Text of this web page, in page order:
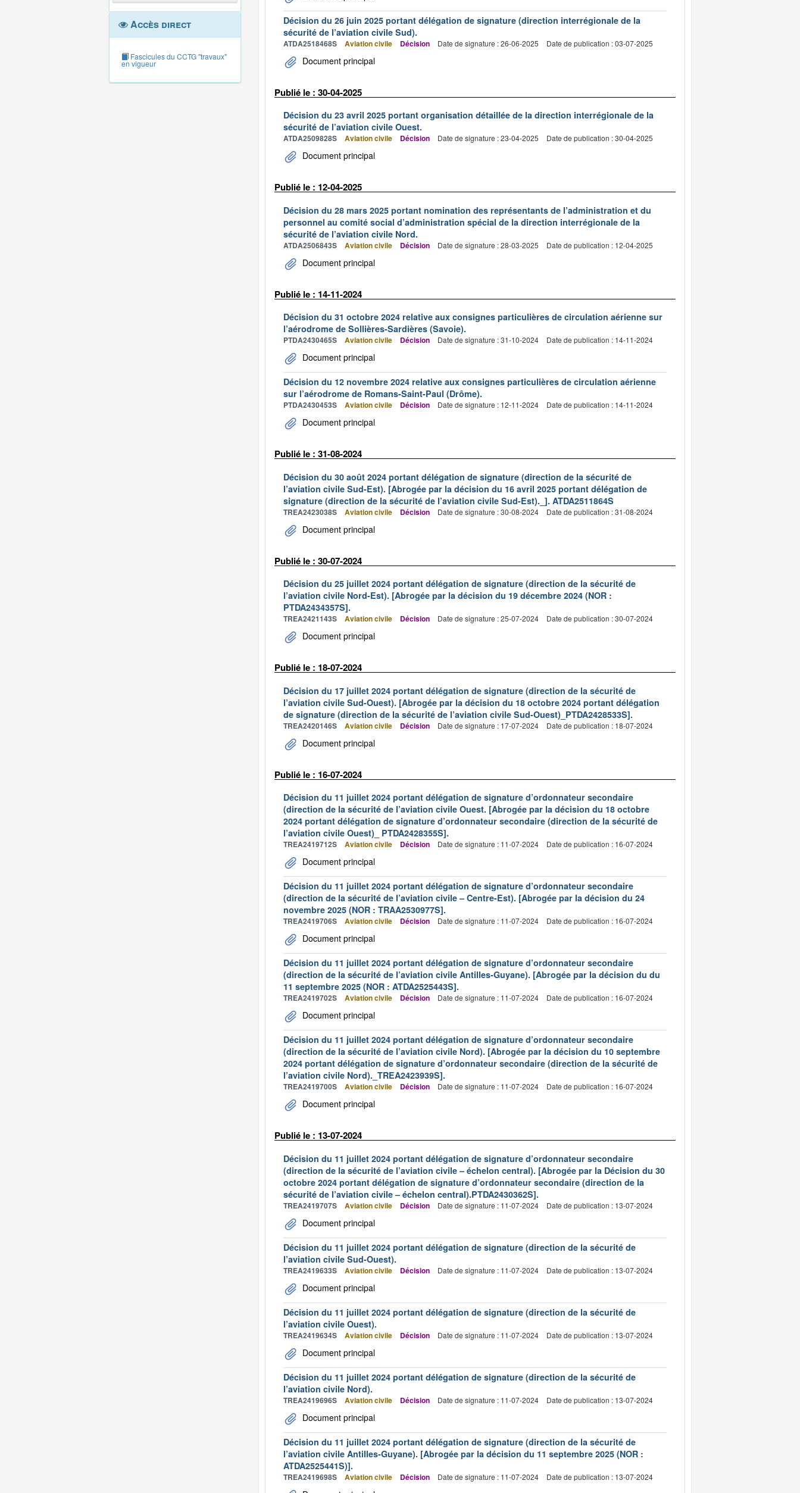
Accès direct
Fascicules du CCTG "travaux"
en vigueur
Décision du 26 juin 2025 portant délégation de signature (direction interrégionale de la
sécurité de l’aviation civile Sud).
ATDA2518468S Aviation civile Décision Date de signature : 26-06-2025 Date de publication : 03-07-2025
Document principal
Publié le : 30-04-2025
Décision du 23 avril 2025 portant organisation détaillée de la direction interrégionale de la
sécurité de l’aviation civile Ouest.
ATDA2509828S Aviation civile Décision Date de signature : 23-04-2025 Date de publication : 30-04-2025
Document principal
Publié le : 12-04-2025
Décision du 28 mars 2025 portant nomination des représentants de l’administration et du
personnel au comité social d’administration spécial de la direction interrégionale de la
sécurité de l’aviation civile Nord.
ATDA2506843S Aviation civile Décision Date de signature : 28-03-2025 Date de publication : 12-04-2025
Document principal
Publié le : 14-11-2024
Décision du 31 octobre 2024 relative aux consignes particulières de circulation aérienne sur
l’aérodrome de Sollières-Sardières (Savoie).
PTDA2430465S Aviation civile Décision Date de signature : 31-10-2024 Date de publication : 14-11-2024
Document principal
Décision du 12 novembre 2024 relative aux consignes particulières de circulation aérienne
sur l’aérodrome de Romans-Saint-Paul (Drôme).
PTDA2430453S Aviation civile Décision Date de signature : 12-11-2024 Date de publication : 14-11-2024
Document principal
Publié le : 31-08-2024
Décision du 30 août 2024 portant délégation de signature (direction de la sécurité de
l’aviation civile Sud-Est). [Abrogée par la décision du 16 avril 2025 portant délégation de
signature (direction de la sécurité de l’aviation civile Sud-Est)._]. ATDA2511864S
TREA2423038S Aviation civile Décision Date de signature : 30-08-2024 Date de publication : 31-08-2024
Document principal
Publié le : 30-07-2024
Décision du 25 juillet 2024 portant délégation de signature (direction de la sécurité de
l’aviation civile Nord-Est). [Abrogée par la décision du 19 décembre 2024 (NOR :
PTDA2434357S].
TREA2421143S Aviation civile Décision Date de signature : 25-07-2024 Date de publication : 30-07-2024
Document principal
Publié le : 18-07-2024
Décision du 17 juillet 2024 portant délégation de signature (direction de la sécurité de
l’aviation civile Sud-Ouest). [Abrogée par la décision du 18 octobre 2024 portant délégation
de signature (direction de la sécurité de l’aviation civile Sud-Ouest)_PTDA2428533S].
TREA2420146S Aviation civile Décision Date de signature : 17-07-2024 Date de publication : 18-07-2024
Document principal
Publié le : 16-07-2024
Décision du 11 juillet 2024 portant délégation de signature d’ordonnateur secondaire
(direction de la sécurité de l’aviation civile Ouest. [Abrogée par la décision du 18 octobre
2024 portant délégation de signature d’ordonnateur secondaire (direction de la sécurité de
l’aviation civile Ouest)_ PTDA2428355S].
TREA2419712S Aviation civile Décision Date de signature : 11-07-2024 Date de publication : 16-07-2024
Document principal
Décision du 11 juillet 2024 portant délégation de signature d’ordonnateur secondaire
(direction de la sécurité de l’aviation civile – Centre-Est). [Abrogée par la décision du 24
novembre 2025 (NOR : TRAA2530977S].
TREA2419706S Aviation civile Décision Date de signature : 11-07-2024 Date de publication : 16-07-2024
Document principal
Décision du 11 juillet 2024 portant délégation de signature d’ordonnateur secondaire
(direction de la sécurité de l’aviation civile Antilles‑Guyane). [Abrogée par la décision du du
11 septembre 2025 (NOR : ATDA2525443S].
TREA2419702S Aviation civile Décision Date de signature : 11-07-2024 Date de publication : 16-07-2024
Document principal
Décision du 11 juillet 2024 portant délégation de signature d’ordonnateur secondaire
(direction de la sécurité de l’aviation civile Nord). [Abrogée par la décision du 10 septembre
2024 portant délégation de signature d’ordonnateur secondaire (direction de la sécurité de
l’aviation civile Nord)._TREA2423939S].
TREA2419700S Aviation civile Décision Date de signature : 11-07-2024 Date de publication : 16-07-2024
Document principal
Publié le : 13-07-2024
Décision du 11 juillet 2024 portant délégation de signature d’ordonnateur secondaire
(direction de la sécurité de l’aviation civile – échelon central). [Abrogée par la Décision du 30
octobre 2024 portant délégation de signature d’ordonnateur secondaire (direction de la
sécurité de l’aviation civile – échelon central).PTDA2430362S].
TREA2419707S Aviation civile Décision Date de signature : 11-07-2024 Date de publication : 13-07-2024
Document principal
Décision du 11 juillet 2024 portant délégation de signature (direction de la sécurité de
l’aviation civile Sud-Ouest).
TREA2419633S Aviation civile Décision Date de signature : 11-07-2024 Date de publication : 13-07-2024
Document principal
Décision du 11 juillet 2024 portant délégation de signature (direction de la sécurité de
l’aviation civile Ouest).
TREA2419634S Aviation civile Décision Date de signature : 11-07-2024 Date de publication : 13-07-2024
Document principal
Décision du 11 juillet 2024 portant délégation de signature (direction de la sécurité de
l’aviation civile Nord).
TREA2419696S Aviation civile Décision Date de signature : 11-07-2024 Date de publication : 13-07-2024
Document principal
Décision du 11 juillet 2024 portant délégation de signature (direction de la sécurité de
l’aviation civile Antilles‑Guyane). [Abrogée par la décision du 11 septembre 2025 (NOR :
ATDA2525441S)].
TREA2419698S Aviation civile Décision Date de signature : 11-07-2024 Date de publication : 13-07-2024